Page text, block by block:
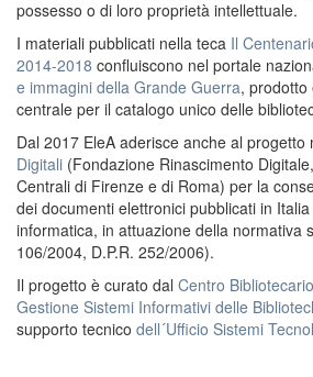
possesso o di loro proprietà intellettuale.
I materiali pubblicati nella teca Il
2014-2018 confluiscono nel portale
e immagini della Grande Guerra, prodotto
centrale per il catalogo unico delle
Dal 2017 EleA aderisce anche al progetto
Digitali (Fondazione Rinascimento
Centrali di Firenze e di Roma) per la
dei documenti elettronici pubblicati in
informatica, in attuazione della normativa
106/2004, D.P.R. 252/2006).
Il progetto è curato dal Centro
Gestione Sistemi Informativi delle
supporto tecnico dell´Ufficio Sistemi